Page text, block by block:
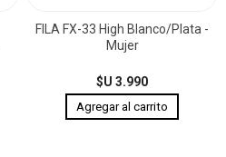
FILA FX-33 High Blanco/Plata -
Mujer
$U 3.990